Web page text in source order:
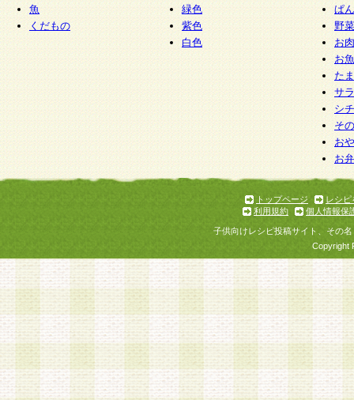
魚
くだもの
緑色
紫色
白色
ぱん
野
お
お
た
サ
シ
そ
お
お
トップページ
レシピ
利用規約
個人情報保
子供向けレシピ投稿サイト、その
Copyright